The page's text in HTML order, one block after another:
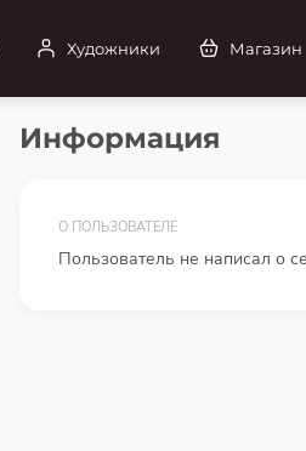
Художники Магазин
Информация
О ПОЛЬЗОВАТЕЛЕ
Пользователь не написал о